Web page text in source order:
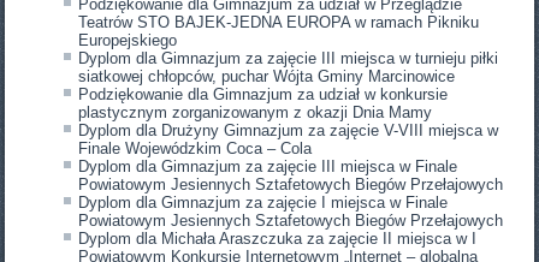
Podziękowanie dla Gimnazjum za udział w Przeglądzie
Teatrów STO BAJEK-JEDNA EUROPA w ramach Pikniku
Europejskiego
Dyplom dla Gimnazjum za zajęcie III miejsca w turnieju piłki
siatkowej chłopców, puchar Wójta Gminy Marcinowice
Podziękowanie dla Gimnazjum za udział w konkursie
plastycznym zorganizowanym z okazji Dnia Mamy
Dyplom dla Drużyny Gimnazjum za zajęcie V-VIII miejsca w
Finale Wojewódzkim Coca – Cola
Dyplom dla Gimnazjum za zajęcie III miejsca w Finale
Powiatowym Jesiennych Sztafetowych Biegów Przełajowych
Dyplom dla Gimnazjum za zajęcie I miejsca w Finale
Powiatowym Jesiennych Sztafetowych Biegów Przełajowych
Dyplom dla Michała Araszczuka za zajęcie II miejsca w I
Powiatowym Konkursie Internetowym „Internet – globalna